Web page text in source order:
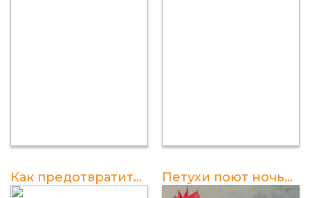
Как предотвратить клев петуха: эффективные методы и советы Петухи поют ночью: причина и значение